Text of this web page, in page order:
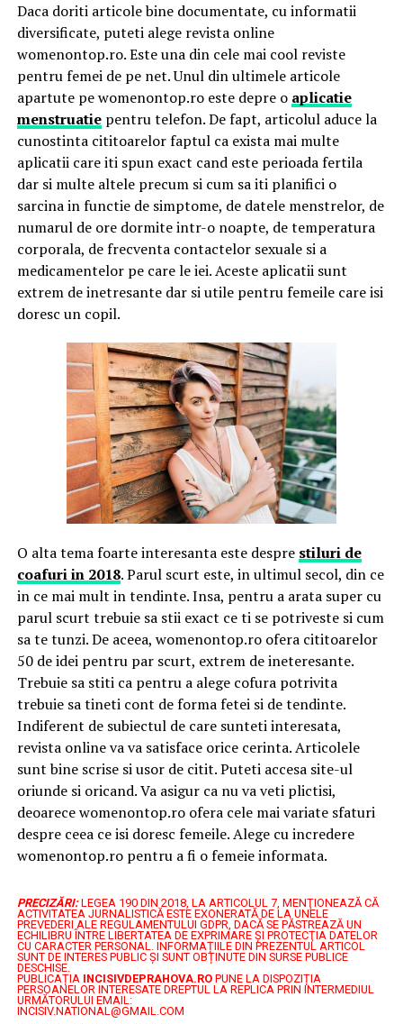
Daca doriti articole bine documentate, cu informatii
diversificate, puteti alege revista online
womenontop.ro. Este una din cele mai cool reviste
pentru femei de pe net. Unul din ultimele articole
apartute pe womenontop.ro este depre o aplicatie
menstruatiepentru telefon. De fapt, articolul aduce la
cunostinta cititoarelor faptul ca exista mai multe
aplicatii care iti spun exact cand este perioada fertila
dar si multe altele precum si cum sa iti planifici o
sarcina in functie de simptome, de datele menstrelor, de
numarul de ore dormite intr-o noapte, de temperatura
corporala, de frecventa contactelor sexuale si a
medicamentelor pe care le iei. Aceste aplicatii sunt
extrem de inetresante dar si utile pentru femeile care isi
doresc un copil.
O alta tema foarte interesanta este despre stiluri de
coafuri in 2018. Parul scurt este, in ultimul secol, din ce
in ce mai mult in tendinte. Insa, pentru a arata super cu
parul scurt trebuie sa stii exact ce ti se potriveste si cum
sa te tunzi. De aceea, womenontop.ro ofera cititoarelor
50 de idei pentru par scurt, extrem de ineteresante.
Trebuie sa stiti ca pentru a alege cofura potrivita
trebuie sa tineti cont de forma fetei si de tendinte.
Indiferent de subiectul de care sunteti interesata,
revista online va va satisface orice cerinta. Articolele
sunt bine scrise si usor de citit. Puteti accesa site-ul
oriunde si oricand. Va asigur ca nu va veti plictisi,
deoarece womenontop.ro ofera cele mai variate sfaturi
despre ceea ce isi doresc femeile. Alege cu incredere
womenontop.ro pentru a fi o femeie informata.
PRECIZĂRI: LEGEA 190 DIN 2018, LA ARTICOLUL 7, MENŢIONEAZĂ CĂ
ACTIVITATEA JURNALISTICĂ ESTE EXONERATĂ DE LA UNELE
PREVEDERI ALE REGULAMENTULUI GDPR, DACĂ SE PĂSTREAZĂ UN
ECHILIBRU ÎNTRE LIBERTATEA DE EXPRIMARE ŞI PROTECŢIA DATELOR
CU CARACTER PERSONAL.
INFORMAȚIILE DIN PREZENTUL ARTICOL
SUNT DE INTERES PUBLIC ȘI SUNT OBȚINUTE DIN SURSE PUBLICE
DESCHISE.
PUBLICAȚIA INCISIVDEPRAHOVA.ROPUNE LA DISPOZIȚIA
PERSOANELOR INTERESATE DREPTUL LA REPLICA PRIN INTERMEDIUL
URMĂTORULUI EMAIL:
INCISIV.NATIONAL@GMAIL.COM